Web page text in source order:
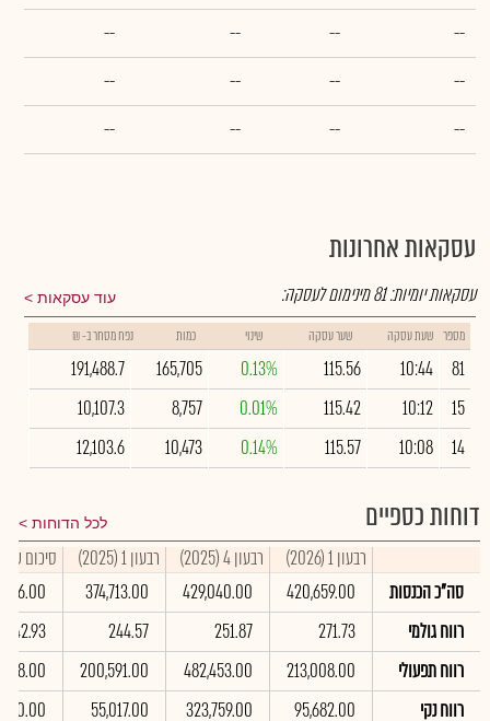
--
--
--
--
--
--
--
--
--
--
--
--
עסקאות אחרונות
עוד עסקאות עסקאות יומיות:81מינימום לעסקה:
מספר שעת עסקה שער עסקה שינוי כמות נפח מסחר ב- ₪
81
10:44
115.56
0.13%
165,705
191,488.7
15
10:12
115.42
0.01%
8,757
10,107.3
14
10:08
115.57
0.14%
10,473
12,103.6
דוחות כספיים לכל הדוחות
רבעון 1 (2026) רבעון 4 (2025) רבעון 1 (2025)
סיכום שנתי
סה"כ הכנסות
420,659.00
429,040.00
374,713.00
רווח גולמי
271.73
251.87
244.57
רווח תפעולי
213,008.00
482,453.00
200,591.00
רווח נקי
95,682.00
323,759.00
55,017.00